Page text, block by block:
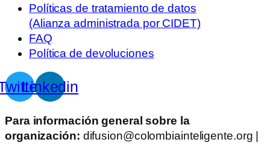
Políticas de tratamiento de datos
(Alianza administrada por CIDET)
FAQ
Política de devoluciones
Linkedin
Para información general sobre la
organización: difusion@colombiainteligente.org |